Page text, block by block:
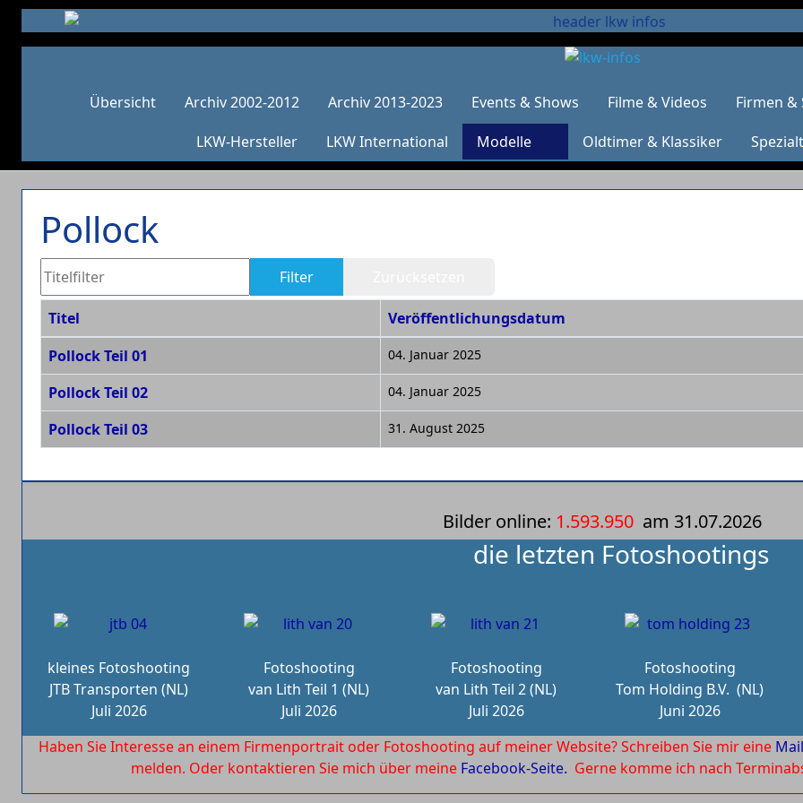
Übersicht Archiv 2002-2012 Archiv 2013-2023 Events & Shows Filme & Videos
Firmen &
LKW-Hersteller
LKW International Modelle Oldtimer & Klassiker
Pollock
Titelfilter Filter
Beiträge
Titel
Veröffentlichungsdatum
Pollock Teil 01
04. Januar 2025
Pollock Teil 02 04. Januar 2025
Pollock Teil 03 31. August 2025
Bilder online: 1.593.950 am 31.07.2026
die letzten Fotoshootings
kleines Fotoshooting
JTB Transporten (NL)
Juli 2026
Fotoshooting
van Lith Teil 1 (NL)
Juli 2026
Fotoshooting
van Lith Teil 2 (NL)
Juli 2026
Fotoshooting
Tom Holding B.V. (NL)
Juni 2026
Haben Sie Interesse an einem Firmenportrait oder Fotoshooting auf meiner Website? Schreiben Sie mir eine Mail
melden. Oder kontaktieren Sie mich über meine Facebook-Seite. Gerne komme ich nach